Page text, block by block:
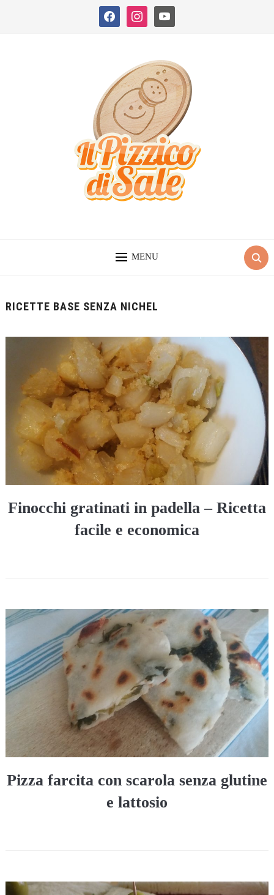
facebook instagram youtube
MENU
RICETTE BASE SENZA NICHEL
Finocchi gratinati in padella – Ricetta
facile e economica
Pizza farcita con scarola senza glutine
e lattosio